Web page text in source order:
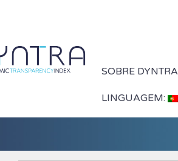
SOBRE DYNTRA
LINGUAGEM: